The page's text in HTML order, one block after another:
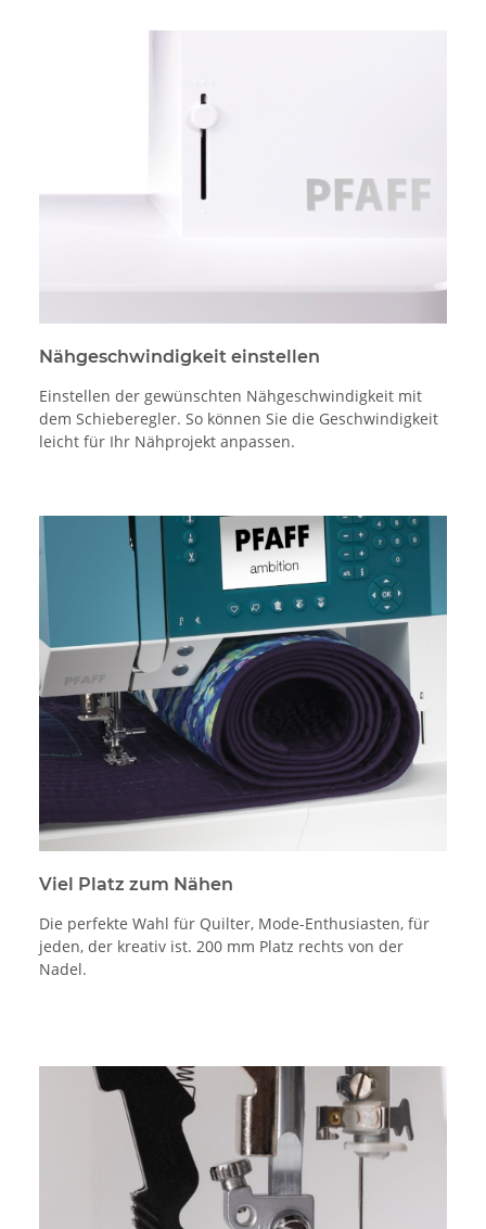
Nähgeschwindigkeit einstellen
Einstellen der gewünschten Nähgeschwindigkeit mit
dem Schieberegler. So können Sie die Geschwindigkeit
leicht für Ihr Nähprojekt anpassen.
Viel Platz zum Nähen
Die perfekte Wahl für Quilter, Mode-Enthusiasten, für
jeden, der kreativ ist. 200 mm Platz rechts von der
Nadel.